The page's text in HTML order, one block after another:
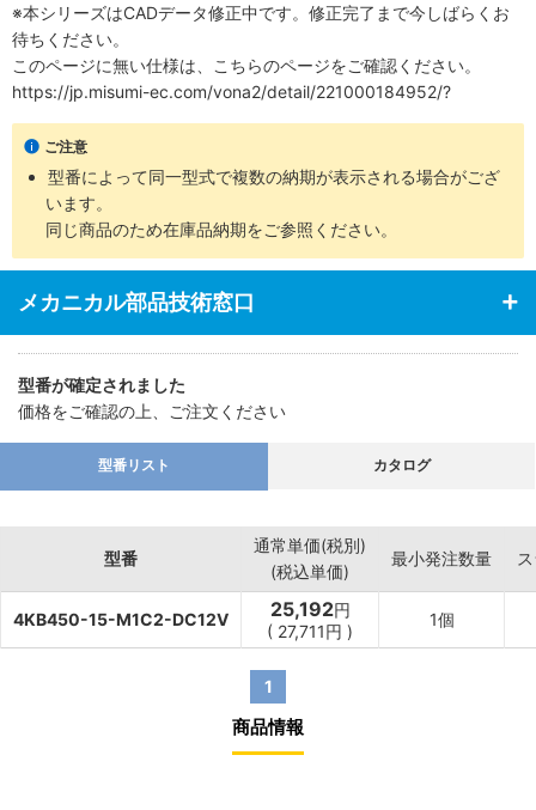
※本シリーズはCADデータ修正中です。修正完了まで今しばらくお
待ちください。
このページに無い仕様は、こちらのページをご確認ください。
https://jp.misumi-ec.com/vona2/detail/221000184952/?
ご注意
型番によって同一型式で複数の納期が表示される場合がござ
います。
同じ商品のため在庫品納期をご参照ください。
メカニカル部品技術窓口
型番が確定されました
価格をご確認の上、ご注文ください
型番リスト カタログ
型番
通常単価(税別)
(税込単価)
最小発注数量
4KB450-15-M1C2-DC12V 25,192円
( 27,711円 )
1個
1
商品情報